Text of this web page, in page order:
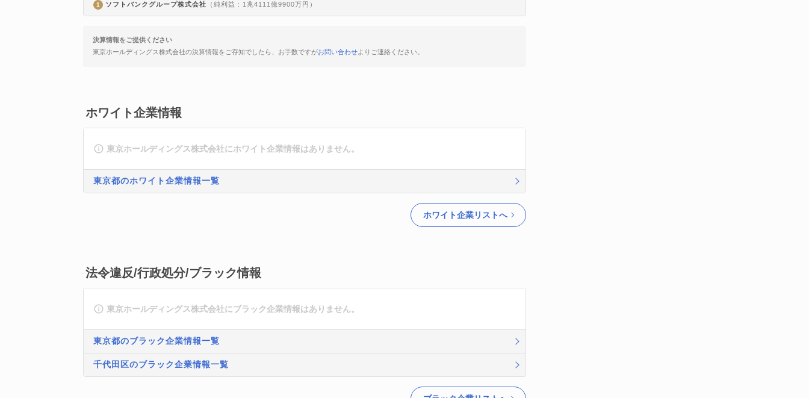
1 ソフトバンクグループ株式会社 （純利益 : 1兆4111億9900万円）
決算情報をご提供ください
東京ホールディングス株式会社の決算情報をご存知でしたら、お手数ですがお問い合わせよりご連絡ください。
ホワイト企業情報
東京ホールディングス株式会社にホワイト企業情報はありません。
東京都のホワイト企業情報一覧
ホワイト企業リストへ
法令違反/行政処分/ブラック情報
東京ホールディングス株式会社にブラック企業情報はありません。
東京都のブラック企業情報一覧
千代田区のブラック企業情報一覧